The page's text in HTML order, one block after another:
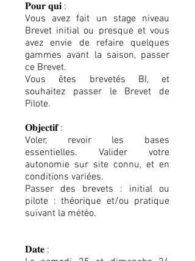
𝐏𝐨𝐮𝐫 𝐪𝐮𝐢 :
Vous avez fait un stage niveau
Brevet initial ou presque et vous
avez envie de refaire quelques
gammes avant la saison, passer
ce Brevet.
Vous êtes brevetés BI, et
souhaitez passer le Brevet de
Pilote.
𝐎𝐛𝐣𝐞𝐜𝐭𝐢𝐟 :
Voler, revoir les bases
essentielles. Valider votre
autonomie sur site connu, et en
conditions variées.
Passer des brevets : initial ou
pilote : théorique et/ou pratique
suivant la météo.
𝐃𝐚𝐭𝐞 :